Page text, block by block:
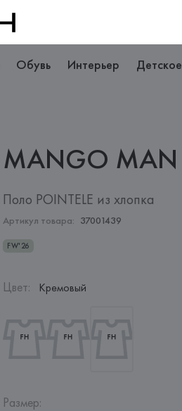
Обувь Интерьер Детское
MANGO MAN
Поло POINTELE из хлопка
Артикул товара: 37001439
FW'26
Цвет: Кремовый
Размер: